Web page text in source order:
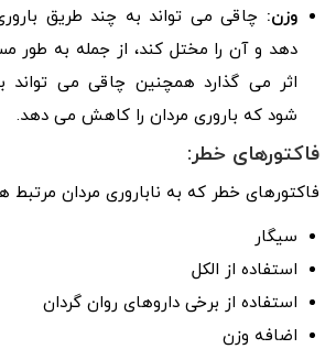
وزن: چاقی می تواند به چند طریق
دهد و آن را مختل کند، از جمله به طور
اثر می گذارد همچنین چاقی می تواند
شود که باروری مردان را کاهش می دهد.
فاکتورهای خطر:
فاکتورهای خطر که به ناباروری مردان
سیگار
استفاده از الکل
استفاده از برخی داروهای روان گردان
اضافه وزن